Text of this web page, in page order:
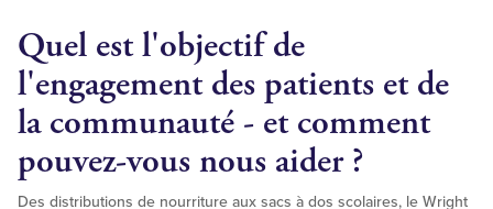
Quel est l'objectif de
l'engagement des patients et de
la communauté - et comment
pouvez-vous nous aider ?
Des distributions de nourriture aux sacs à dos scolaires, le Wright